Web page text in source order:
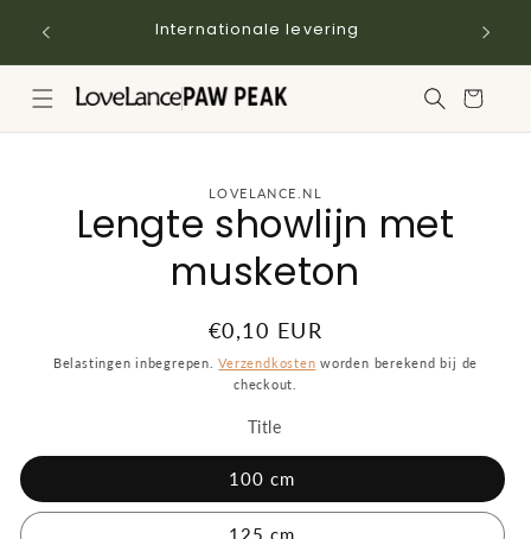
naar de
Internationale levering
Winkelwagen
LOVELANCE.NL
Lengte showlijn met
musketon
Normale
prijs
€0,10 EUR
Belastingen inbegrepen.Verzendkosten worden berekend bij de
checkout.
Title
100 cm
125 cm